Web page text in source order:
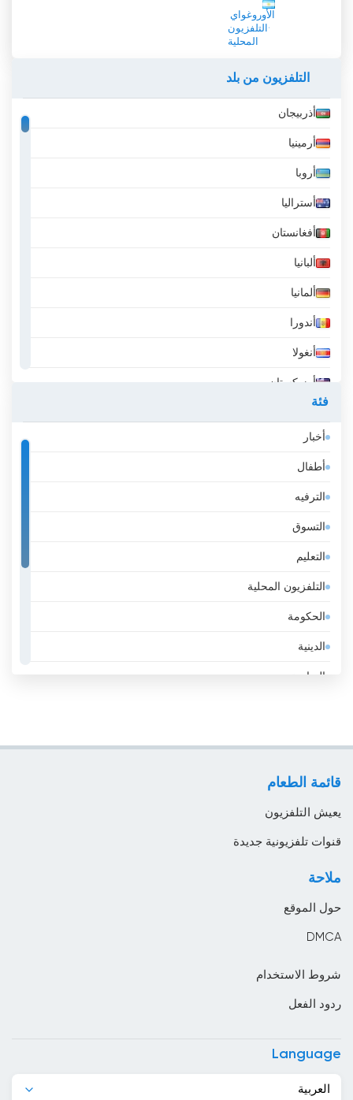
الأوروغواي
التلفزيون
المحلية
التلفزيون من بلد
أذربيجان
أرمينيا
أروبا
أستراليا
أفغانستان
ألبانيا
ألمانيا
أندورا
أنغولا
أوزبكستان
إثيوبيا
إسبانيا
إستونيا
إسرائيل
إيران
إيطاليا
الأرجنتين
الأردن
الجبل الأسود
الجزائر
فئة
أخبار
أطفال
الترفيه
التسوق
التعليم
التلفزيون المحلية
الحكومة
الدينية
الرياضة
قائمة الطعام
يعيش التلفزيون
قنوات تلفزيونية جديدة
ملاحة
حول الموقع
DMCA
شروط الاستخدام
ردود الفعل
Language
العربية